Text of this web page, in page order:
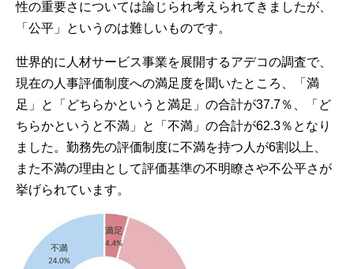
性の重要さについては論じられ考えられてきましたが、
「公平」というのは難しいものです。
世界的に人材サービス事業を展開するアデコの調査で、
現在の人事評価制度への満足度を聞いたところ、「満
足」と「どちらかというと満足」の合計が37.7％、「ど
ちらかというと不満」と「不満」の合計が62.3％となり
ました。勤務先の評価制度に不満を持つ人が6割以上、
また不満の理由として評価基準の不明瞭さや不公平さが
挙げられています。